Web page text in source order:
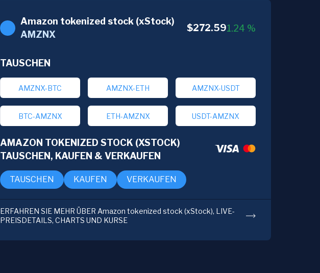
Amazon tokenized stock (xStock)
AMZNX
$272.591.24 %
TAUSCHEN
AMZNX-BTC AMZNX-ETH AMZNX-USDT
BTC-AMZNX ETH-AMZNX USDT-AMZNX
AMAZON TOKENIZED STOCK (XSTOCK)
TAUSCHEN, KAUFEN & VERKAUFEN
TAUSCHEN KAUFEN VERKAUFEN
ERFAHREN SIE MEHR ÜBER Amazon tokenized stock (xStock), LIVE-
PREISDETAILS, CHARTS UND KURSE